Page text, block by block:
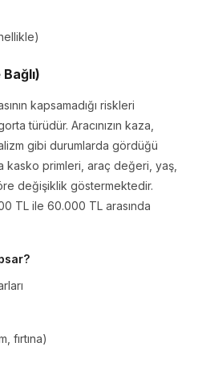
kapsamadığı riskleri
türüdür. Aracınızın kaza,
gibi durumlarda gördüğü
kasko primleri, araç değeri, yaş,
değişiklik göstermektedir.
TL ile 60.000 TL arasında
fırtına)